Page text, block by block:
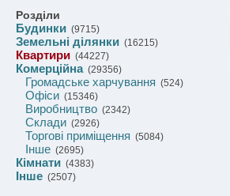
Розділи
Будинки (9715)
Земельні ділянки (16215)
Квартири (44227)
Комерційна(29356)
Громадське харчування (524)
Офіси (15346)
Виробництво (2342)
Склади (2926)
Торгові приміщення (5084)
Інше (2695)
Кімнати (4383)
Інше (2507)